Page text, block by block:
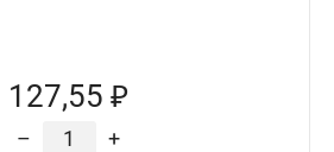
127,55 ₽
– +